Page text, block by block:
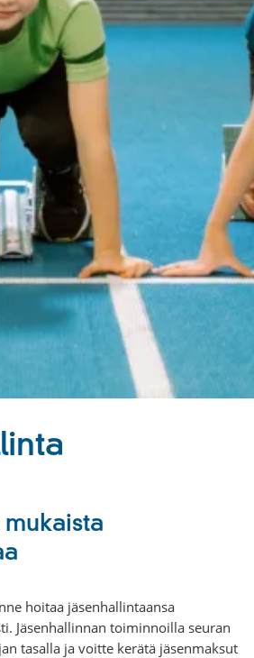
hoitaa jäsenhallintaansa
Jäsenhallinnan toiminnoilla seuran
tasalla ja voitte kerätä jäsenmaksut